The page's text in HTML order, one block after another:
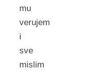
mu
verujem
i
sve
mislim